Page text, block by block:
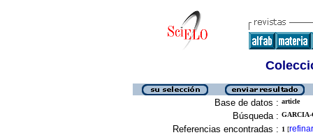
Base de datos : article
Búsqueda :
Referencias encontradas : 1 [refinar